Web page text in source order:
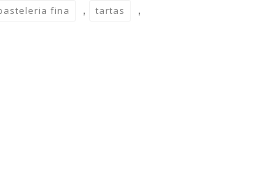
fina , tartas ,